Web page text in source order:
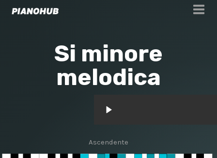
Si minore
melodica
Ascendente